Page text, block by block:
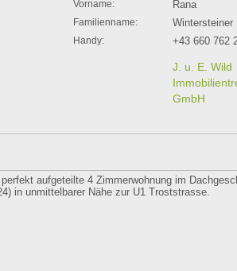
Vorname: Rana
Familienname: Wintersteiner
Handy: +43 660 762
J. u. E. Wild
GmbH
aufgeteilte 4 Zimmerwohnung im
in unmittelbarer Nähe zur U1 Troststrasse.